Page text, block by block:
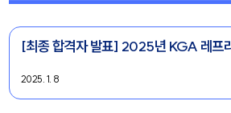
[최종 합격자 발표] 2025년 KGA 레프
2025. 1. 8